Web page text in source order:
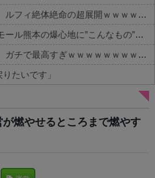
【ネタバレ】 ワンピース、ルフィ絶体絶命の超展開ｗｗｗｗｗｗｗｗｗｗｗｗｗｗｗｗｗｗｗｗｗｗｗｗｗｗｗｗｗｗｗｗｗｗｗｗｗｗｗｗｗｗｗｗｗ...
【速報】 専門家「イオンモール熊本の爆心地に”こんなもの”があったんだけど…」
【画像】 真夏日のプール、ガチで最高すぎｗｗｗｗｗｗｗｗｗｗ
たいです」
が燃やせるところまで燃やす